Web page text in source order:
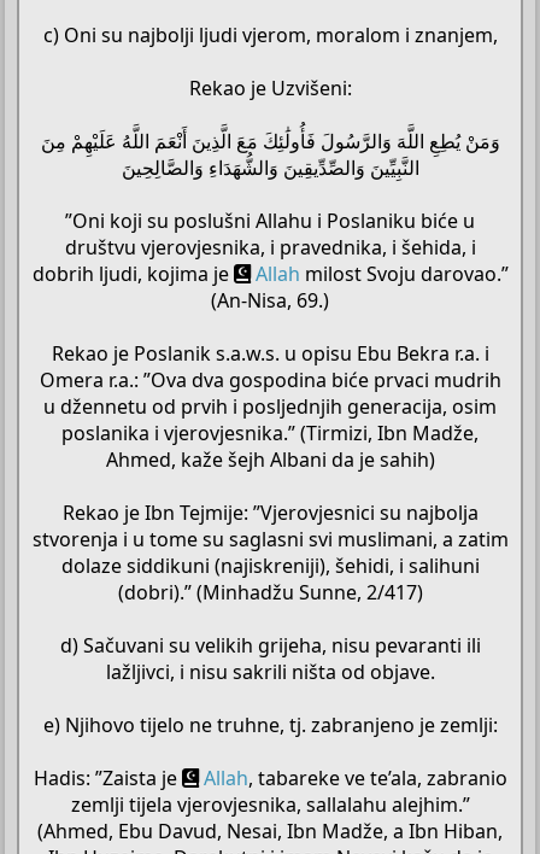
c) Oni su najbolji ljudi vjerom, moralom i znanjem,
Rekao je Uzvišeni:
وَمَنْ يُطِعِ اللَّهَ وَالرَّسُولَ فَأُولَٰئِكَ مَعَ الَّذِينَ أَنْعَمَ اللَّهُ عَلَيْهِمْ مِنَ
النَّبِيِّينَ وَالصِّدِّيقِينَ وَالشُّهَدَاءِ وَالصَّالِحِينَ
”Oni koji su poslušni Allahu i Poslaniku biće u
društvu vjerovjesnika, i pravednika, i šehida, i
dobrih ljudi, kojima je
Allah milost Svoju darovao.”
(An-Nisa, 69.)
Rekao je Poslanik s.a.w.s. u opisu Ebu Bekra r.a. i
Omera r.a.: ”Ova dva gospodina biće prvaci mudrih
u džennetu od prvih i posljednjih generacija, osim
poslanika i vjerovjesnika.” (Tirmizi, Ibn Madže,
Ahmed, kaže šejh Albani da je sahih)
Rekao je Ibn Tejmije: ”Vjerovjesnici su najbolja
stvorenja i u tome su saglasni svi muslimani, a zatim
dolaze siddikuni (najiskreniji), šehidi, i salihuni
(dobri).” (Minhadžu Sunne, 2/417)
d) Sačuvani su velikih grijeha, nisu pevaranti ili
lažljivci, i nisu sakrili ništa od objave.
e) Njihovo tijelo ne truhne, tj. zabranjeno je zemlji:
Hadis: ”Zaista je
Allah, tabareke ve te’ala, zabranio
zemlji tijela vjerovjesnika, sallalahu alejhim.”
(Ahmed, Ebu Davud, Nesai, Ibn Madže, a Ibn Hiban,